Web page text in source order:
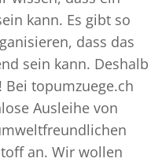
kann. Es gibt so
dass das
sein kann. Deshalb
topumzuege.ch
Ausleihe von
an. Wir wollen